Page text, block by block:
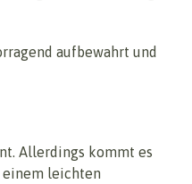
aufbewahrt und
Allerdings kommt es
einem leichten